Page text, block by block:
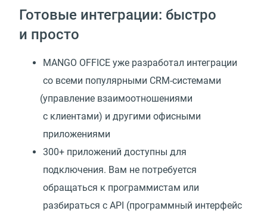
Готовые интеграции: быстро
и просто
MANGO OFFICE уже разработал интеграции
со всеми популярными CRM-системами
(управление взаимоотношениями
с клиентами) и другими офисными
приложениями
300+ приложений доступны для
подключения. Вам не потребуется
обращаться к программистам или
разбираться с API (программный интерфейс